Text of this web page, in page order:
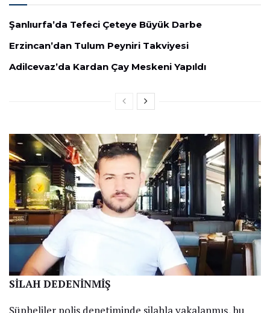
Şanlıurfa’da Tefeci Çeteye Büyük Darbe
Erzincan’dan Tulum Peyniri Takviyesi
Adilcevaz’da Kardan Çay Meskeni Yapıldı
SİLAH DEDENİNMİŞ
Şüpheliler polis denetiminde silahla yakalanmış, bu